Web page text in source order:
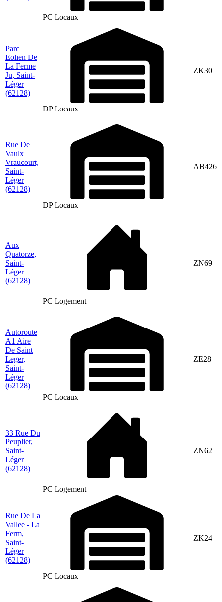
PC Locaux
Parc
Eolien De
La Ferme
Ju, Saint-
Léger
(62128)
DP Locaux
ZK30
Rue De
Vaulx
Vraucourt,
Saint-
Léger
(62128)
DP Locaux
AB426
Aux
Quatorze,
Saint-
Léger
(62128)
PC Logement
ZN69
Autoroute
A1 Aire
De Saint
Leger,
Saint-
Léger
(62128)
PC Locaux
ZE28
33 Rue Du
Peuplier,
Saint-
Léger
(62128)
PC Logement
ZN62
Rue De La
Vallee - La
Ferm,
Saint-
Léger
(62128)
PC Locaux
ZK24